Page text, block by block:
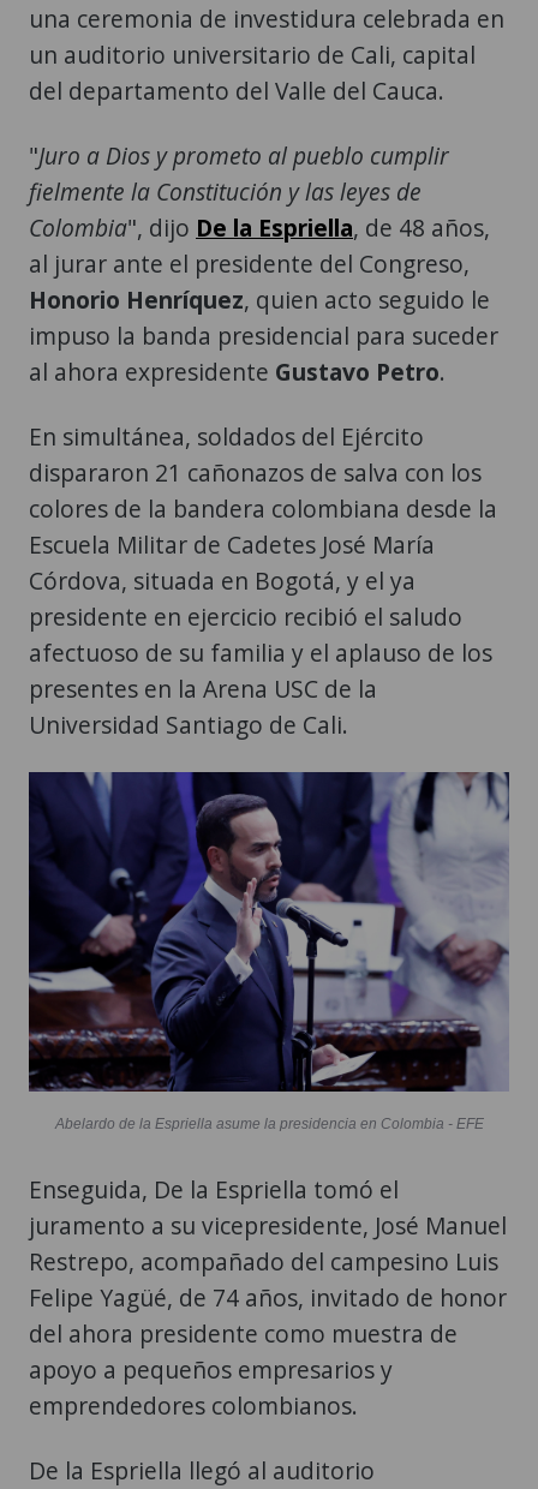
una ceremonia de investidura celebrada en
un auditorio universitario de Cali, capital
del departamento del Valle del Cauca.
"Juro a Dios y prometo al pueblo cumplir
fielmente la Constitución y las leyes de
Colombia", dijo De la Espriella, de 48 años,
al jurar ante el presidente del Congreso,
Honorio Henríquez, quien acto seguido le
impuso la banda presidencial para suceder
al ahora expresidente Gustavo Petro.
En simultánea, soldados del Ejército
dispararon 21 cañonazos de salva con los
colores de la bandera colombiana desde la
Escuela Militar de Cadetes José María
Córdova, situada en Bogotá, y el ya
presidente en ejercicio recibió el saludo
afectuoso de su familia y el aplauso de los
presentes en la Arena USC de la
Universidad Santiago de Cali.
Abelardo de la Espriella asume la presidencia en Colombia - EFE
Enseguida, De la Espriella tomó el
juramento a su vicepresidente, José Manuel
Restrepo, acompañado del campesino Luis
Felipe Yagüé, de 74 años, invitado de honor
del ahora presidente como muestra de
apoyo a pequeños empresarios y
emprendedores colombianos.
De la Espriella llegó al auditorio